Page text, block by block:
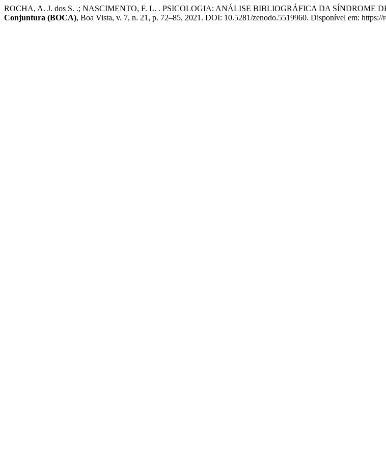
ROCHA, A. J. dos S. .; NASCIMENTO, F. L. . PSICOLOGIA: ANÁLISE BIBLIOGRÁFICA DA SÍNDROME
Conjuntura (BOCA), Boa Vista, v. 7, n. 21, p. 72–85, 2021. DOI: 10.5281/zenodo.5519960. Disponível em: